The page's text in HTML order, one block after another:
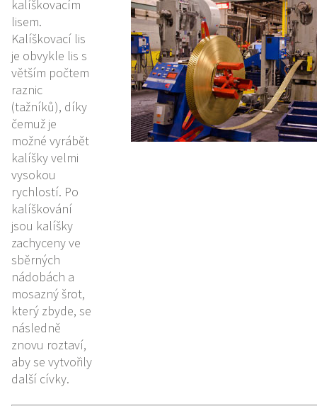
kalíškovacím
lisem.
Kalíškovací lis
je obvykle lis s
větším počtem
raznic
(tažníků), díky
čemuž je
možné vyrábět
kalíšky velmi
vysokou
rychlostí. Po
kalíškování
jsou kalíšky
zachyceny ve
sběrných
nádobách a
mosazný šrot,
který zbyde, se
následně
znovu roztaví,
aby se vytvořily
další cívky.